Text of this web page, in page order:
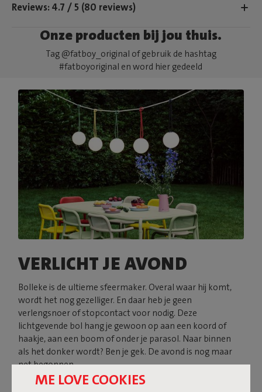
ME LOVE COOKIES
Reviews: 4.7 / 5 (80 reviews)
Onze producten bij jou thuis.
Tag @fatboy_original of gebruik de hashtag
#fatboyoriginal en word hier gedeeld
VERLICHT JE AVOND
Bolleke is de ultieme sfeermaker. Overal waar hij komt,
wordt het nog gezelliger. En daar heb je geen
verlengsnoer of stopcontact voor nodig. Deze
lichtgevende bol hang je gewoon op aan een koord of
haakje, aan een boom of onder je parasol. Naar binnen
als het donker wordt? Ben je gek. De avond is nog maar
net begonnen.